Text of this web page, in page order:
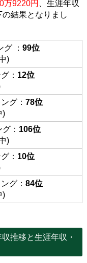
万9220円
、生涯年収
結果となりまし
： 99位
)
： 12位
グ： 78位
)
： 106位
)
： 10位
グ： 84位
)
推移と生涯年収・